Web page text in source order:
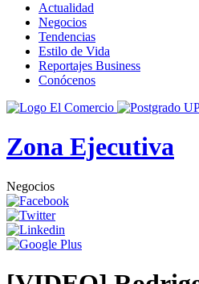
Actualidad
Negocios
Tendencias
Estilo de Vida
Reportajes Business
Conócenos
Zona Ejecutiva
Negocios